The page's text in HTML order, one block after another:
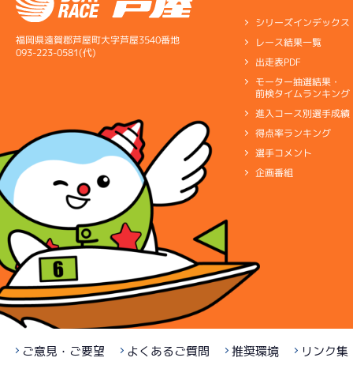
福岡県遠賀郡芦屋町大字芦屋3540番地
093-223-0581(代)
シリーズインデックス
レース結果一覧
出走表PDF
モーター抽選結果・
前検タイムランキング
進入コース別選手成績
得点率ランキング
選手コメント
企画番組
ご意見・ご要望 よくあるご質問 推奨環境 リンク集